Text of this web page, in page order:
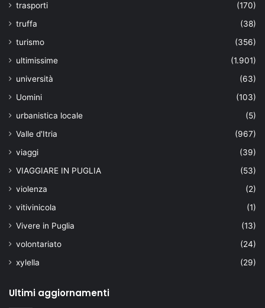
trasporti
(170)
truffa
(38)
turismo
(356)
ultimissime
(1.901)
università
(63)
Uomini
(103)
urbanistica locale
(5)
Valle d'Itria
(967)
viaggi
(39)
VIAGGIARE IN PUGLIA
(53)
violenza
(2)
vitivinicola
(1)
Vivere in Puglia
(13)
volontariato
(24)
xylella
(29)
Ultimi aggiornamenti